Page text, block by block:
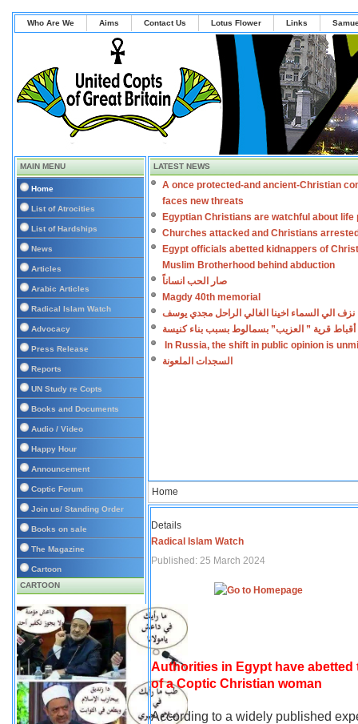
Who Are We Aims Contact Us Lotus Flower Links
MAIN MENU
Home
List of Atrocities
List of Hardships
News
Articles
Arabic Articles
Radical Islam Watch
Advocacy
Press Release
Reports
UN Study re Copts
Books and Documents
Audio / Video
Happy Hour
Announcement
Coptic Forum
Join us/ Standing Order
Books on sale
The Magazine
Cartoon
CARTOON
LATEST NEWS
A once protected-and ancient-Christian
faces new threats
Egyptian Christians are watchful about life
Churches attacked and Christians
Egypt officials abetted kidnappers of
Muslim Brotherhood behind abduction
صار الحب انساناً
Magdy 40th memorial
نزف الي السماء اخينا الغالي الراحل مجدي يوسف
أقباط قرية ” العزيب” بسمالوط بسبب بناء كنيسة
In Russia, the shift in public opinion is
السجدات الملعونة
Home
Details
Radical Islam Watch
Published: 25 March 2024
Authorities in Egypt have
of a Coptic Christian woman
According to a widely published